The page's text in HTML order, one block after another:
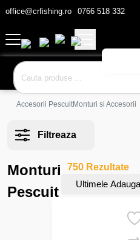
office@crfishing.ro 0766 518 332
Accesorii PescuitMonturi si Accesorii
Filtreaza
Monturi
Pescuit
750 Rezultate